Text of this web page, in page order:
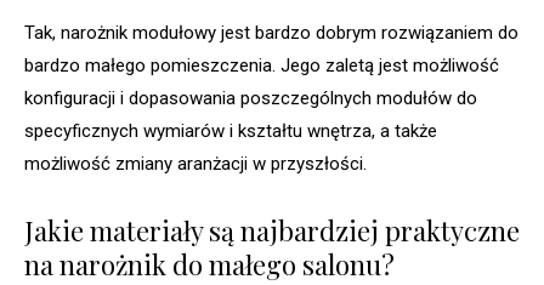
Tak, narożnik modułowy jest bardzo dobrym rozwiązaniem do
bardzo małego pomieszczenia. Jego zaletą jest możliwość
konfiguracji i dopasowania poszczególnych modułów do
specyficznych wymiarów i kształtu wnętrza, a także
możliwość zmiany aranżacji w przyszłości.
Jakie materiały są najbardziej praktyczne
na narożnik do małego salonu?